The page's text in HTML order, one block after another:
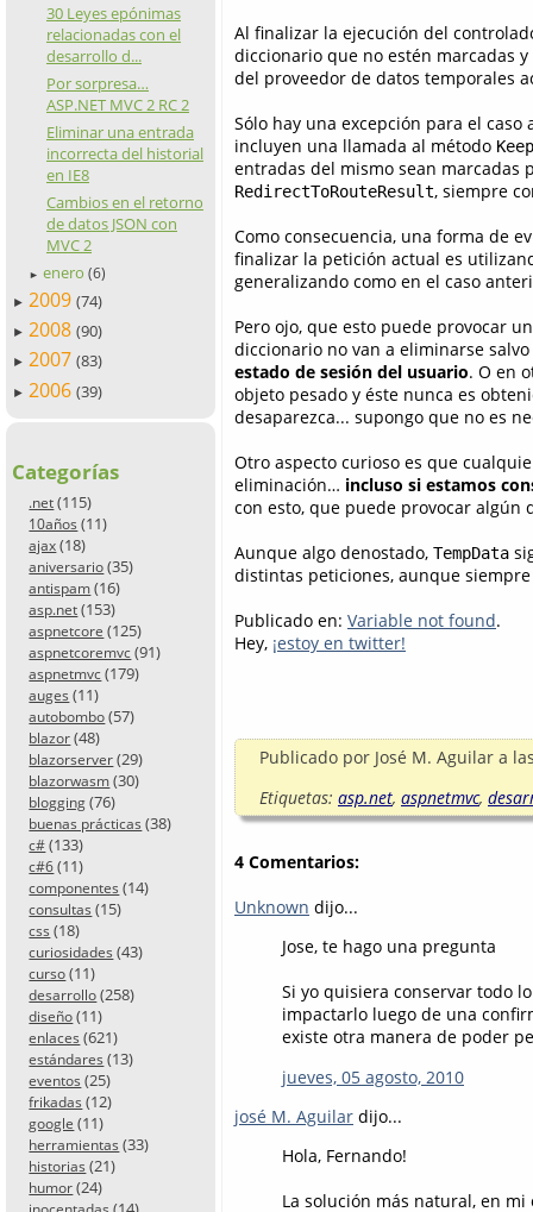
30 Leyes epónimas
relacionadas con el
desarrollo d...
Por sorpresa…
ASP.NET MVC 2 RC 2
Eliminar una entrada
incorrecta del historial
en IE8
Cambios en el retorno
de datos JSON con
MVC 2
► enero (6)
► 2009 (74)
► 2008 (90)
► 2007 (83)
► 2006 (39)
Categorías
.net (115)
10años (11)
ajax (18)
aniversario (35)
antispam (16)
asp.net (153)
aspnetcore (125)
aspnetcoremvc (91)
aspnetmvc (179)
auges (11)
autobombo (57)
blazor (48)
blazorserver (29)
blazorwasm (30)
blogging (76)
buenas prácticas (38)
c# (133)
c#6 (11)
componentes (14)
consultas (15)
css (18)
curiosidades (43)
curso (11)
desarrollo (258)
diseño (11)
enlaces (621)
estándares (13)
eventos (25)
frikadas (12)
google (11)
herramientas (33)
historias (21)
humor (24)
Al finalizar la ejecución del
diccionario que no estén marcadas
del proveedor de datos temporales
Sólo hay una excepción para el
incluyen una llamada al método
entradas del mismo sean marcadas
RedirectToRouteResult, siempre
Como consecuencia, una forma de
finalizar la petición actual es
generalizando como en el caso
Pero ojo, que esto puede provocar
diccionario no van a eliminarse
estado de sesión del usuario. O en
objeto pesado y éste nunca es
desaparezca... supongo que no es
Otro aspecto curioso es que
eliminación… incluso si estamos
con esto, que puede provocar algún
Aunque algo denostado, TempData
distintas peticiones, aunque
Publicado en: Variable not found.
Hey, ¡estoy en twitter!
Publicado por José M. Aguilar a
Etiquetas: asp.net, aspnetmvc,
4 Comentarios:
Unknown dijo...
Jose, te hago una pregunta
Si yo quisiera conservar todo
impactarlo luego de una
existe otra manera de poder
jueves, 05 agosto, 2010
josé M. Aguilar dijo...
Hola, Fernando!
La solución más natural, en